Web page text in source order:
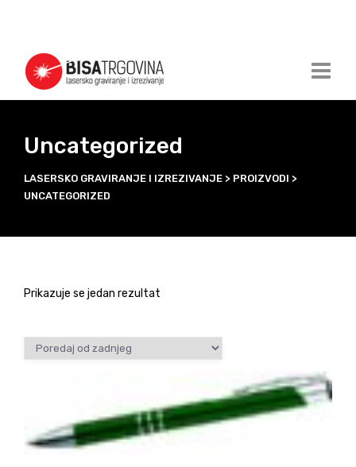
Uncategorized
LASERSKO GRAVIRANJE I IZREZIVANJE > PROIZVODI >
UNCATEGORIZED
Prikazuje se jedan rezultat